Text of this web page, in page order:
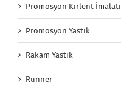
Promosyon Kırlent İmalatı
Promosyon Yastık
Rakam Yastık
Runner